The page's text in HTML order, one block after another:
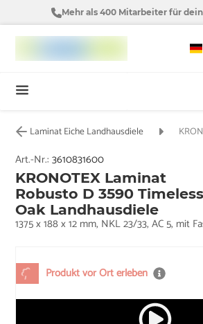
Mehr als 400 Mitarbeiter für
Laminat Eiche Landhausdiele
Produkt vor Ort erleben
Art.-Nr.:3610831600
KRONOTEX Laminat
Robusto D 3590 Timeless
Oak Landhausdiele
1375 x 188 x 12 mm, NKL 23/33, AC 5, mit